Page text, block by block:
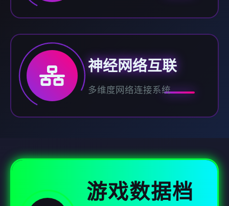
神经网络互联
多维度网络连接系统
游戏数据档